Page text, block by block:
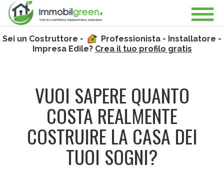
Sei un Costruttore -
Professionista - Installatore -
Impresa Edile? Crea il tuo profilo gratis
VUOI SAPERE QUANTO
COSTA REALMENTE
COSTRUIRE LA CASA DEI
TUOI SOGNI?